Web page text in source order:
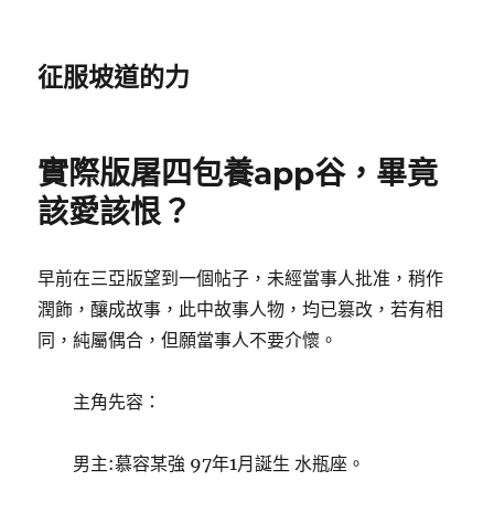
征服坡道的力
實際版屠四包養app谷，畢竟
該愛該恨？
早前在三亞版望到一個帖子，未經當事人批准，稍作
潤飾，釀成故事，此中故事人物，均已篡改，若有相
同，純屬偶合，但願當事人不要介懷。
主角先容：
男主:慕容某強 97年1月誕生 水瓶座。